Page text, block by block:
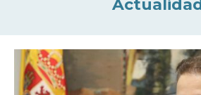
Actualidad